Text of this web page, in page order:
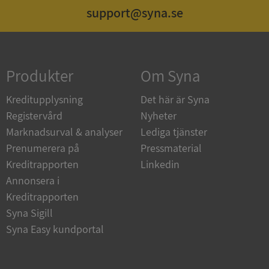
support@syna.se
Produkter
Kreditupplysning
Registervård
Marknadsurval & analyser
Prenumerera på
Kreditrapporten
Annonsera i
Kreditrapporten
Syna Sigill
Syna Easy kundportal
Om Syna
Det här är Syna
Nyheter
Lediga tjänster
Pressmaterial
Linkedin
Strikt nödvändiga kakor tillåter
kärnwebbplatsfunktioner som användarinloggning
och kontohantering. Webbplatsen kan inte
användas ordentligt utan strikt nödvändiga cookies.
Namn
Leverantör
Domän
Microsoft
Corporation